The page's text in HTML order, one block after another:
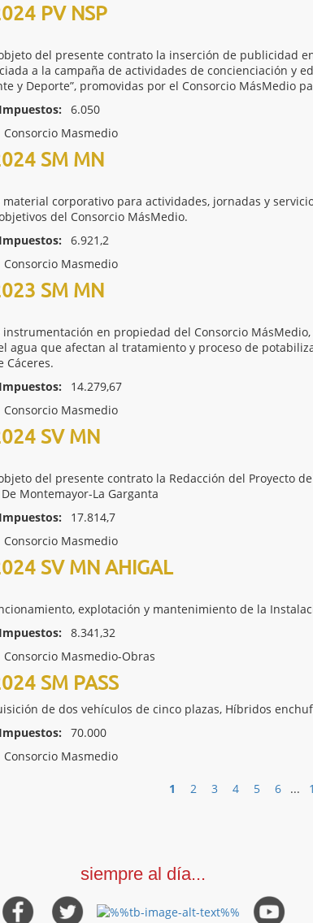
PV NSP
del presente contrato la inserción de publicidad
a la campaña de actividades de concienciación y
y Deporte”, promovidas por el Consorcio MásMedio
6.050
Consorcio Masmedio
SM MN
corporativo para actividades, jornadas y
del Consorcio MásMedio.
6.921,2
Consorcio Masmedio
SM MN
en propiedad del Consorcio
agua que afectan al tratamiento y proceso de
Cáceres.
14.279,67
Consorcio Masmedio
SV MN
del presente contrato la Redacción del Proyecto
Montemayor-La Garganta
17.814,7
Consorcio Masmedio
SV MN AHIGAL
explotación y mantenimiento de la
8.341,32
Consorcio Masmedio-Obras
SM PASS
de dos vehículos de cinco plazas, Híbridos
70.000
Consorcio Masmedio
1 2 3 4 5 6 ...
siempre al día...